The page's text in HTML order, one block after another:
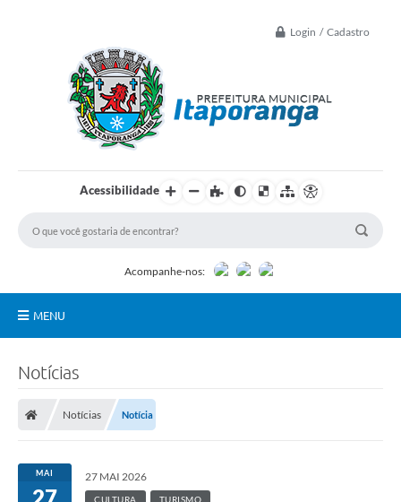
Login / Cadastro
Acessibilidade
Acompanhe-nos:
MENU
Publicações Oficiais
Cadastro de Artesãos
Notícias
Notícias Notícia
MAI 27 MAI 2026
CULTURA TURISMO